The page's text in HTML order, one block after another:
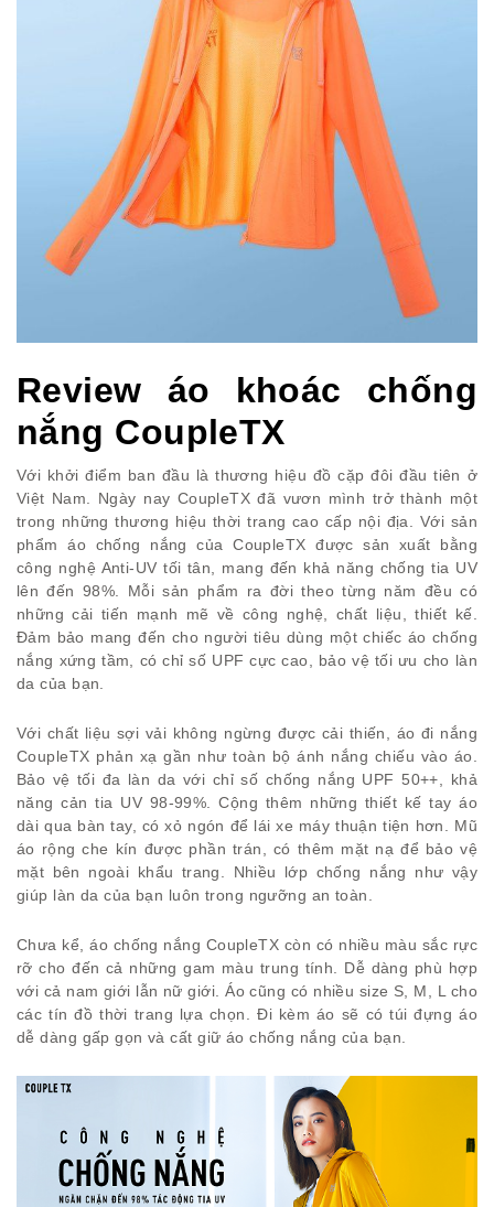
Review áo khoác chống
nắng CoupleTX
Với khởi điểm ban đầu là thương hiệu đồ cặp đôi đầu tiên ở
Việt Nam. Ngày nay CoupleTX đã vươn mình trở thành một
trong những thương hiệu thời trang cao cấp nội địa. Với sản
phẩm áo chống nắng của CoupleTX được sản xuất bằng
công nghệ Anti-UV tối tân, mang đến khả năng chống tia UV
lên đến 98%. Mỗi sản phẩm ra đời theo từng năm đều có
những cải tiến mạnh mẽ về công nghệ, chất liệu, thiết kế.
Đảm bảo mang đến cho người tiêu dùng một chiếc áo chống
nắng xứng tầm, có chỉ số UPF cực cao, bảo vệ tối ưu cho làn
da của bạn.
Với chất liệu sợi vải không ngừng được cải thiến, áo đi nắng
CoupleTX phản xạ gần như toàn bộ ánh nắng chiếu vào áo.
Bảo vệ tối đa làn da với chỉ số chống nắng UPF 50++, khả
năng cản tia UV 98-99%. Cộng thêm những thiết kế tay áo
dài qua bàn tay, có xỏ ngón để lái xe máy thuận tiện hơn. Mũ
áo rộng che kín được phần trán, có thêm mặt nạ để bảo vệ
mặt bên ngoài khẩu trang. Nhiều lớp chống nắng như vậy
giúp làn da của bạn luôn trong ngưỡng an toàn.
Chưa kể, áo chống nắng CoupleTX còn có nhiều màu sắc rực
rỡ cho đến cả những gam màu trung tính. Dễ dàng phù hợp
với cả nam giới lẫn nữ giới. Áo cũng có nhiều size S, M, L cho
các tín đồ thời trang lựa chọn. Đi kèm áo sẽ có túi đựng áo
dễ dàng gấp gọn và cất giữ áo chống nắng của bạn.